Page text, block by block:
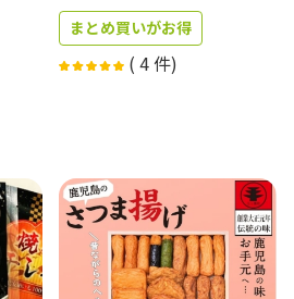
まとめ買いがお得
( 4件)